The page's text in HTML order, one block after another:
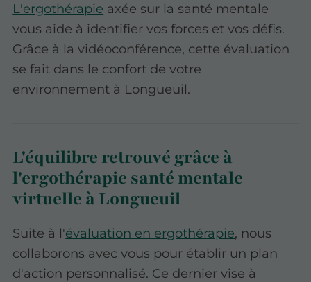
L'ergothérapie axée sur la santé mentale
vous aide à identifier vos forces et vos défis.
Grâce à la vidéoconférence, cette évaluation
se fait dans le confort de votre
environnement à Longueuil.
L'équilibre retrouvé grâce à
l'ergothérapie santé mentale
virtuelle à Longueuil
Suite à l'évaluation en ergothérapie, nous
collaborons avec vous pour établir un plan
d'action personnalisé. Ce dernier vise à